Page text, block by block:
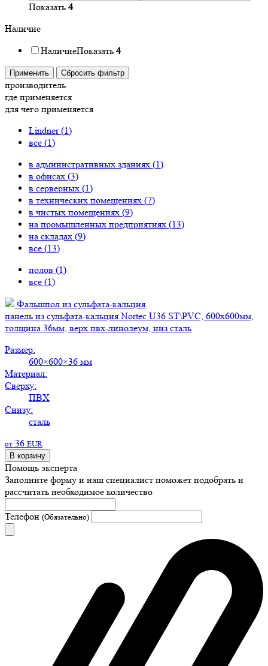
Показать 4
Наличие
НаличиеПоказать 4
Применить Сбросить фильтр
производитель
где применяется
для чего применяется
Lindner (1)
все (1)
в административных зданиях (1)
в офисах (3)
в серверных (1)
в технических помещениях (7)
в чистых помещениях (9)
на промышленных предприятиях (13)
на складах (9)
все (13)
полов (1)
все (1)
Фальшпол из сульфата-кальция
панель из сульфата-кальция Nortec U36 ST\PVC, 600х600мм,
толщина 36мм, верх пвх-линолеум, низ сталь
Размер:
600×600×36 мм
Материал:
Сверху:
ПВХ
Снизу:
сталь
от 36 EUR
В корзину
Помощь эксперта
Заполните форму и наш специалист поможет подобрать и
рассчитать необходимое количество
Телефон (Обязательно)